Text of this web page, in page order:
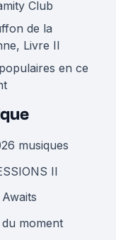
Club
de la
Livre II
en ce
musiques
II
moment